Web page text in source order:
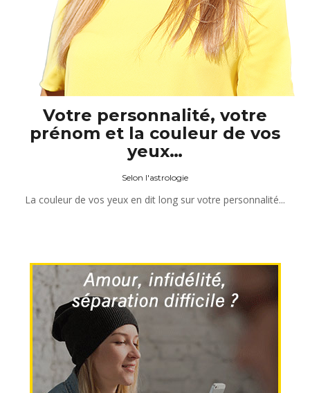
Votre personnalité, votre
prénom et la couleur de vos
yeux…
Selon l'astrologie
La couleur de vos yeux en dit long sur votre personnalité...